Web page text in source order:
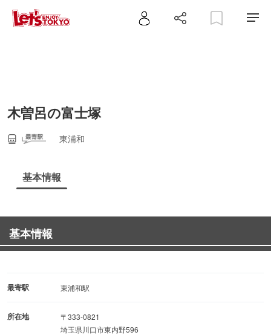
木曽呂の富士塚
東浦和
基本情報
基本情報
最寄駅 東浦和駅
所在地
〒333-0821
埼玉県川口市東内野596